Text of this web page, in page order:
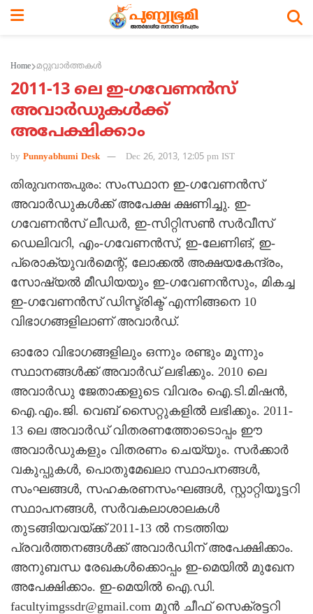
Home മറ്റുവാര്‍ത്തകള്‍
2011-13 ലെ ഇ-ഗവേണന്‍സ്
അവാര്‍ഡുകള്‍ക്ക്
അപേക്ഷിക്കാം
by Punnyabhumi Desk Dec 26, 2013, 12:05 pm IST
തിരുവനന്തപുരം: സംസ്ഥാന ഇ-ഗവേണന്‍സ്
അവാര്‍ഡുകള്‍ക്ക് അപേക്ഷ ക്ഷണിച്ചു. ഇ-
ഗവേണന്‍സ് ലീഡര്‍, ഇ-സിറ്റിസണ്‍ സര്‍വീസ്
ഡെലിവറി, എം-ഗവേണന്‍സ്, ഇ-ലേണിങ്, ഇ-
പ്രൊക്യുവര്‍മെന്റ്, ലോക്കല്‍ അക്ഷയകേന്ദ്രം,
സോഷ്യല്‍ മീഡിയയും ഇ-ഗവേണന്‍സും, മികച്ച
ഇ-ഗവേണന്‍സ് ഡിസ്ട്രിക്ട് എന്നിങ്ങനെ 10
വിഭാഗങ്ങളിലാണ് അവാര്‍ഡ്.
ഓരോ വിഭാഗങ്ങളിലും ഒന്നും രണ്ടും മൂന്നും
സ്ഥാനങ്ങള്‍ക്ക് അവാര്‍ഡ് ലഭിക്കും. 2010 ലെ
അവാര്‍ഡു ജേതാക്കളുടെ വിവരം ഐ.ടി.മിഷന്‍,
ഐ.എം.ജി. വെബ് സൈറ്റുകളില്‍ ലഭിക്കും. 2011-
13 ലെ അവാര്‍ഡ് വിതരണത്തോടൊപ്പം ഈ
അവാര്‍ഡുകളും വിതരണം ചെയ്യും. സര്‍ക്കാര്‍
വകുപ്പുകള്‍, പൊതുമേഖലാ സ്ഥാപനങ്ങള്‍,
സംഘങ്ങള്‍, സഹകരണസംഘങ്ങള്‍, സ്റ്റാറ്റിയൂട്ടറി
സ്ഥാപനങ്ങള്‍, സര്‍വകലാശാലകള്‍
തുടങ്ങിയവയ്ക്ക് 2011-13 ല്‍ നടത്തിയ
പ്രവര്‍ത്തനങ്ങള്‍ക്ക് അവാര്‍ഡിന് അപേക്ഷിക്കാം.
അനുബന്ധ രേഖകള്‍ക്കൊപ്പം ഇ-മെയില്‍ മുഖേന
അപേക്ഷിക്കാം. ഇ-മെയില്‍ ഐ.ഡി.
facultyimgssdr@gmail.com മുന്‍ ചീഫ് സെക്രട്ടറി